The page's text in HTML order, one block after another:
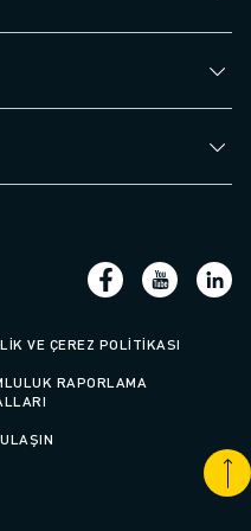
VE ÇEREZ POLITIKASI
RAPORLAMA